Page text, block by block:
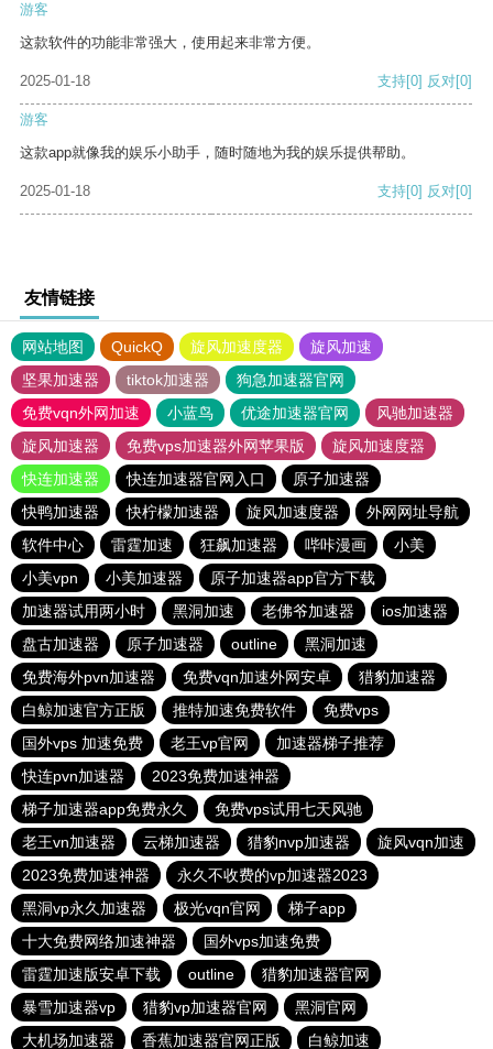
游客
这款软件的功能非常强大，使用起来非常方便。
2025-01-18 支持[0] 反对[0]
游客
这款app就像我的娱乐小助手，随时随地为我的娱乐提供帮助。
2025-01-18 支持[0] 反对[0]
友情链接
网站地图 QuickQ 旋风加速度器
旋风加速
坚果加速器
tiktok加速器
狗急加速器官网
免费vqn外网加速
小蓝鸟 优途加速器官网
风驰加速器
旋风加速器
免费vps加速器外网苹果版
旋风加速度器
快连加速器
快连加速器官网入口
原子加速器
快鸭加速器
快柠檬加速器 旋风加速度器
外网网址导航
软件中心
雷霆加速 狂飙加速器 哔咔漫画
小美
小美vpn
小美加速器
原子加速器app官方下载
加速器试用两小时
黑洞加速 老佛爷加速器
ios加速器
盘古加速器
原子加速器 outline
黑洞加速
免费海外pvn加速器
免费vqn加速外网安卓
猎豹加速器
白鲸加速官方正版
推特加速免费软件
免费vps
国外vps 加速免费
老王vp官网
加速器梯子推荐
快连pvn加速器
2023免费加速神器
梯子加速器app免费永久
免费vps试用七天风驰
老王vn加速器
云梯加速器 猎豹nvp加速器
旋风vqn加速
2023免费加速神器
永久不收费的vp加速器2023
黑洞vp永久加速器
极光vqn官网
梯子app
十大免费网络加速神器
国外vps加速免费
雷霆加速版安卓下载
outline
猎豹加速器官网
暴雪加速器vp
猎豹vp加速器官网
黑洞官网
大机场加速器
香蕉加速器官网正版 白鲸加速